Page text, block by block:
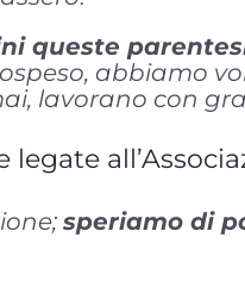
queste
abbiamo
lavorano con
speriamo di